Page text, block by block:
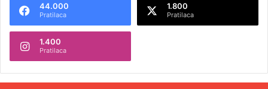
n
t
44.000
Pratilaca
1.800
Pratilaca
1.400
Pratilaca